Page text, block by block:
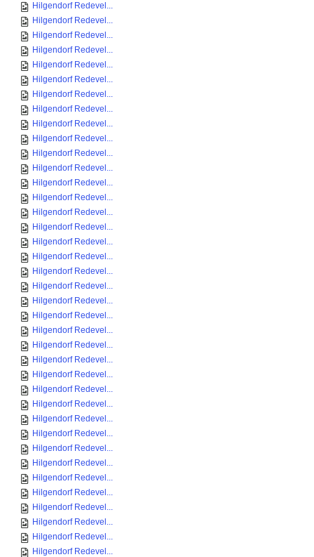
Hilgendorf Redevel...
Hilgendorf Redevel...
Hilgendorf Redevel...
Hilgendorf Redevel...
Hilgendorf Redevel...
Hilgendorf Redevel...
Hilgendorf Redevel...
Hilgendorf Redevel...
Hilgendorf Redevel...
Hilgendorf Redevel...
Hilgendorf Redevel...
Hilgendorf Redevel...
Hilgendorf Redevel...
Hilgendorf Redevel...
Hilgendorf Redevel...
Hilgendorf Redevel...
Hilgendorf Redevel...
Hilgendorf Redevel...
Hilgendorf Redevel...
Hilgendorf Redevel...
Hilgendorf Redevel...
Hilgendorf Redevel...
Hilgendorf Redevel...
Hilgendorf Redevel...
Hilgendorf Redevel...
Hilgendorf Redevel...
Hilgendorf Redevel...
Hilgendorf Redevel...
Hilgendorf Redevel...
Hilgendorf Redevel...
Hilgendorf Redevel...
Hilgendorf Redevel...
Hilgendorf Redevel...
Hilgendorf Redevel...
Hilgendorf Redevel...
Hilgendorf Redevel...
Hilgendorf Redevel...
Hilgendorf Redevel...